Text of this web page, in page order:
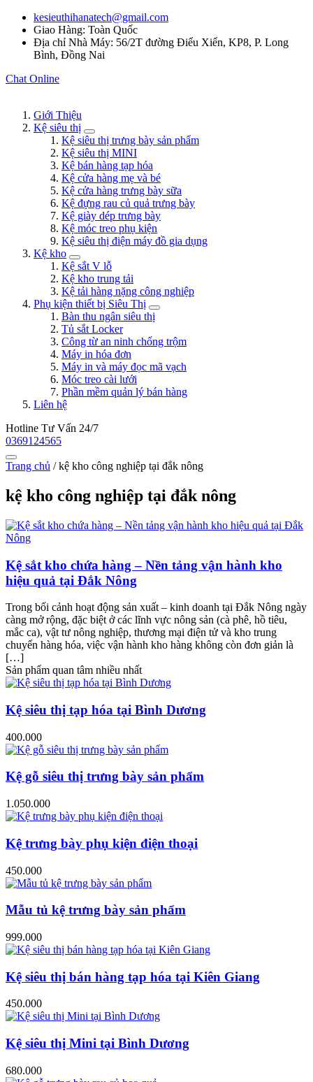
kesieuthihanatech@gmail.com
Giao Hàng: Toàn Quốc
Địa chỉ Nhà Máy: 56/2T đường Điểu Xiển, KP8, P. Long
Bình, Đồng Nai
Chat Online
Giới Thiệu
Kệ siêu thị
Kệ siêu thị trưng bày sản phẩm
Kệ siêu thị MINI
Kệ bán hàng tạp hóa
Kệ cửa hàng mẹ và bé
Kệ cửa hàng trưng bày sữa
Kệ đựng rau củ quả trưng bày
Kệ giày dép trưng bày
Kệ móc treo phụ kiện
Kệ siêu thị điện máy đồ gia dụng
Kệ kho
Kệ sắt V lỗ
Kệ kho trung tải
Kệ tải hàng nặng công nghiệp
Phụ kiện thiết bị Siêu Thị
Bàn thu ngân siêu thị
Tủ sắt Locker
Công từ an ninh chống trộm
Máy in hóa đơn
Máy in và máy đọc mã vạch
Móc treo cài lưới
Phần mềm quản lý bán hàng
Liên hệ
Hotline Tư Vấn 24/7
0369124565
Trang chủ /kệ kho công nghiệp tại đắk nông
kệ kho công nghiệp tại đắk nông
Kệ sắt kho chứa hàng – Nền tảng vận hành kho
hiệu quả tại Đắk Nông
Trong bối cảnh hoạt động sản xuất – kinh doanh tại Đắk Nông ngày
càng mở rộng, đặc biệt ở các lĩnh vực nông sản (cà phê, hồ tiêu,
mắc ca), vật tư nông nghiệp, thương mại điện tử và kho trung
chuyển hàng hóa, việc vận hành kho hàng không còn đơn giản là
[…]
Sản phẩm quan tâm nhiều nhất
Kệ siêu thị tạp hóa tại Bình Dương
400.000
Kệ gỗ siêu thị trưng bày sản phẩm
1.050.000
Kệ trưng bày phụ kiện điện thoại
450.000
Mẫu tủ kệ trưng bày sản phẩm
999.000
Kệ siêu thị bán hàng tạp hóa tại Kiên Giang
450.000
Kệ siêu thị Mini tại Bình Dương
680.000